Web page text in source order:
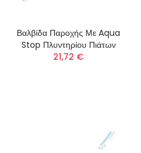
Βαλβίδα Παροχής Με Aqua
Stop Πλυντηρίου Πιάτων
21,72 €